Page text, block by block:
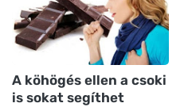
A köhögés ellen a csoki
is sokat segíthet